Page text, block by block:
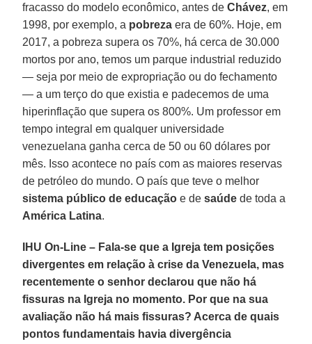
fracasso do modelo econômico, antes deChávez, em
1998, por exemplo, a pobreza era de 60%. Hoje, em
2017, a pobreza supera os 70%, há cerca de 30.000
mortos por ano, temos um parque industrial reduzido
— seja por meio de expropriação ou do fechamento
— a um terço do que existia e padecemos de uma
hiperinflação que supera os 800%. Um professor em
tempo integral em qualquer universidade
venezuelana ganha cerca de 50 ou 60 dólares por
mês. Isso acontece no país com as maiores reservas
de petróleo do mundo. O país que teve o melhor
sistema público de educação e desaúde de toda a
América Latina.
IHU On-Line – Fala-se que a Igreja tem posições
divergentes em relação à crise da Venezuela, mas
recentemente o senhor declarou que não há
fissuras na Igreja no momento. Por que na sua
avaliação não há mais fissuras? Acerca de quais
pontos fundamentais havia divergência